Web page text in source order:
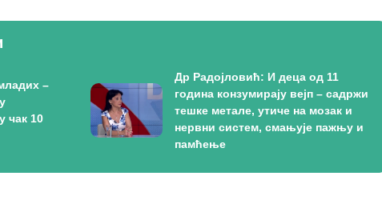
–
чак 10
Др Радојловић: И деца од 11
година конзумирају вејп – садржи
тешке метале, утиче на мозак и
нервни систем, смањује пажњу и
памћење